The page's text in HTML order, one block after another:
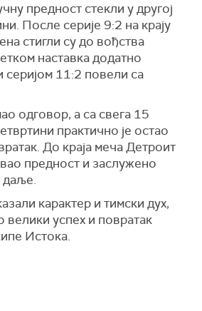
предност стекли у другој
После серије 9:2 на крају
стигли су до вођства
наставка додатно
серијом 11:2 повели са
одговор, а са свега 15
практично је остао
До краја меча Детроит
предност и заслужено
даље.
карактер и тимски дух,
велики успех и повратак
Истока.